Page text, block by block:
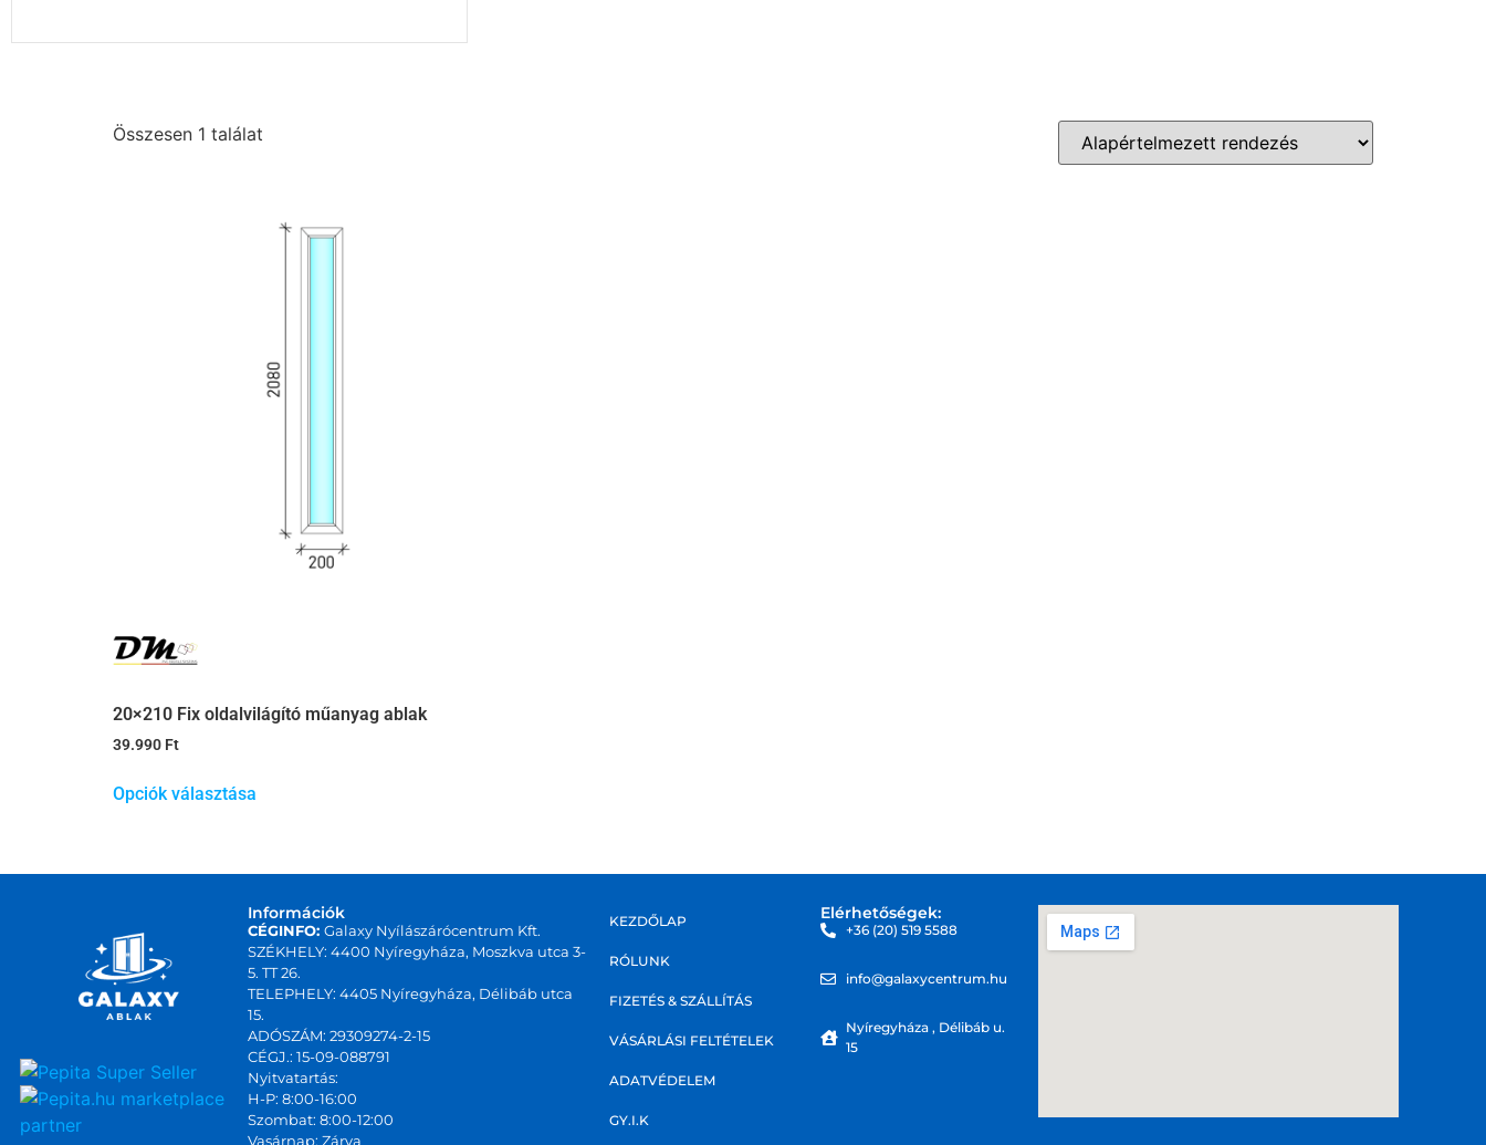
Összesen 1 találat
20×210 Fix oldalvilágító műanyag ablak
39.990 Ft
Opciók választása
marketplace
partner
Információk
CÉGINFO:Galaxy Nyílászárócentrum Kft.
SZÉKHELY: 4400 Nyíregyháza, Moszkva utca 3-
5. TT 26.
TELEPHELY: 4405 Nyíregyháza, Délibáb utca
15.
ADÓSZÁM: 29309274-2-15
CÉGJ.: 15-09-088791
Nyitvatartás:
H-P: 8:00-16:00
Szombat: 8:00-12:00
Vasárnap: Zárva
KEZDŐLAP
RÓLUNK
FIZETÉS & SZÁLLÍTÁS
VÁSÁRLÁSI FELTÉTELEK
ADATVÉDELEM
GY.I.K
Elérhetőségek:
+36 (20) 519 5588
info@galaxycentrum.hu
Nyíregyháza , Délibáb u.
15